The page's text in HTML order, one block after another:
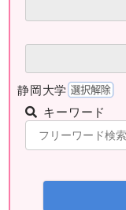
静岡大学
キーワード